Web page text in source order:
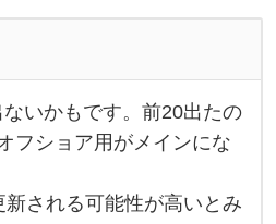
いかもです。前20出たの
フショア用がメインにな
される可能性が高いとみ